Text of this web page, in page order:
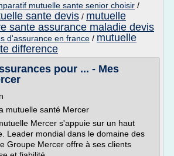
mutuelle sante senior choisir /
sante devis / mutuelle
sante assurance maladie devis
d'assurance en france / mutuelle
difference
pour ... - Mes
mutuelle santé Mercer
Mercer s'appuie sur un haut
Leader mondial dans le domaine des
Groupe Mercer offre à ses clients